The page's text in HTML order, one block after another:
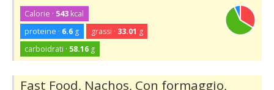
Calorie · 543 kcal
proteine · 6.6 g grassi · 33.01 g
carboidrati · 58.16 g
Fast Food, Nachos, Con formaggio,